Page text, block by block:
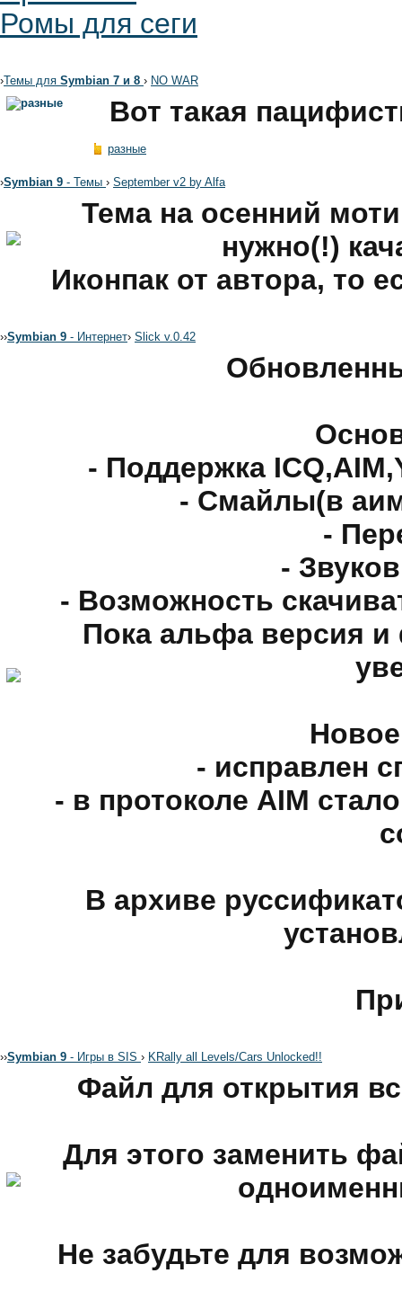
Ромы для сеги
›Темы для Symbian 7 и 8 › NO WAR
Вот такая
разные
›Symbian 9 - Темы › September v2 by Alfa
Тема на осенний
нужно(!)
Иконпак от автора, то
››Symbian 9 - Интернет› Slick v.0.42
- Поддержка
- Смайлы(в
-
-
- Возможность
Пока альфа версия и
- исправлен
- в протоколе AIM
В архиве
››Symbian 9 - Игры в SIS › KRally all Levels/Cars Unlocked!!
Файл для открытия
Для этого заменить
Не забудьте для